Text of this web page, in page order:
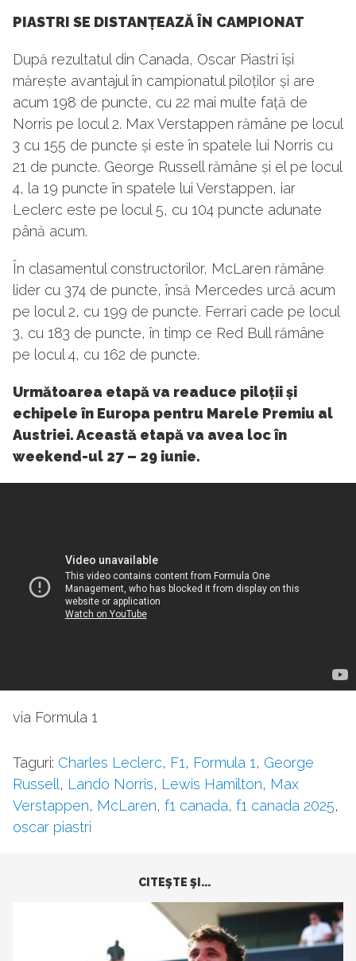
PIASTRI SE DISTANȚEAZĂ ÎN CAMPIONAT
După rezultatul din Canada, Oscar Piastri își
mărește avantajul în campionatul piloților și are
acum 198 de puncte, cu 22 mai multe față de
Norris pe locul 2. Max Verstappen rămâne pe locul
3 cu 155 de puncte și este în spatele lui Norris cu
21 de puncte. George Russell rămâne și el pe locul
4, la 19 puncte în spatele lui Verstappen, iar
Leclerc este pe locul 5, cu 104 puncte adunate
până acum.
În clasamentul constructorilor, McLaren rămâne
lider cu 374 de puncte, însă Mercedes urcă acum
pe locul 2, cu 199 de puncte. Ferrari cade pe locul
3, cu 183 de puncte, în timp ce Red Bull rămâne
pe locul 4, cu 162 de puncte.
Următoarea etapă va readuce piloții și
echipele în Europa pentru Marele Premiu al
Austriei. Această etapă va avea loc în
weekend-ul 27 – 29 iunie.
via Formula 1
Taguri: Charles Leclerc, F1 , Formula 1 , George
Russell , Lando Norris, Lewis Hamilton, Max
Verstappen, McLaren, f1 canada, f1 canada 2025,
oscar piastri
CITEŞTE ŞI...